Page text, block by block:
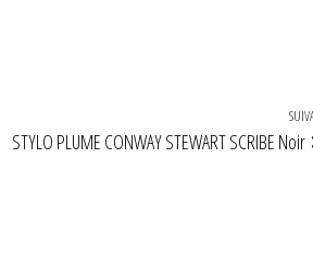
STYLO PLUME CONWAY STEWART SCRIBE Noir